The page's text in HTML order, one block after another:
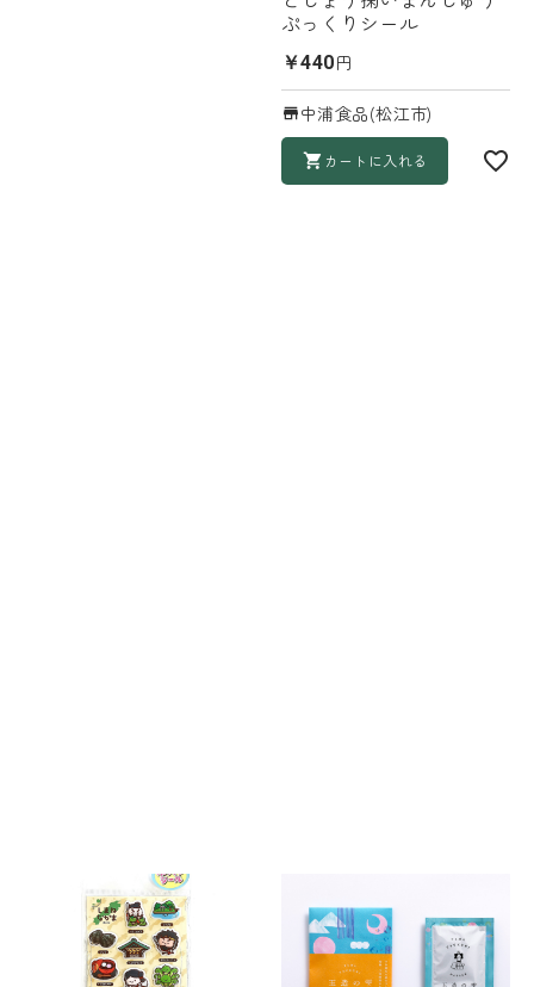
ぷっくりシール
￥440円
中浦食品(松江市)
カートに入れる